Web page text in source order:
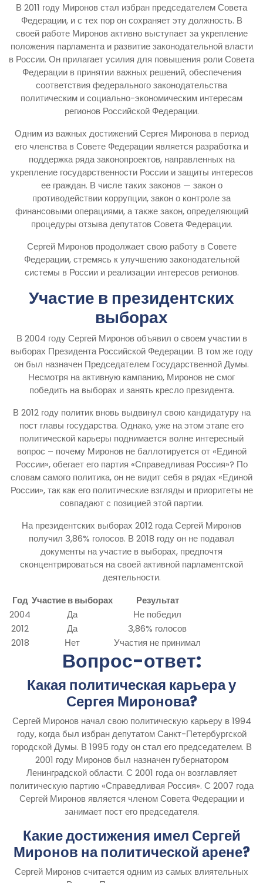
В 2011 году Миронов стал избран председателем Совета
Федерации, и с тех пор он сохраняет эту должность. В
своей работе Миронов активно выступает за укрепление
положения парламента и развитие законодательной власти
в России. Он прилагает усилия для повышения роли Совета
Федерации в принятии важных решений, обеспечения
соответствия федерального законодательства
политическим и социально-экономическим интересам
регионов Российской Федерации.
Одним из важных достижений Сергея Миронова в период
его членства в Совете Федерации является разработка и
поддержка ряда законопроектов, направленных на
укрепление государственности России и защиты интересов
ее граждан. В числе таких законов — закон о
противодействии коррупции, закон о контроле за
финансовыми операциями, а также закон, определяющий
процедуры отзыва депутатов Совета Федерации.
Сергей Миронов продолжает свою работу в Совете
Федерации, стремясь к улучшению законодательной
системы в России и реализации интересов регионов.
Участие в президентских
выборах
В 2004 году Сергей Миронов объявил о своем участии в
выборах Президента Российской Федерации. В том же году
он был назначен Председателем Государственной Думы.
Несмотря на активную кампанию, Миронов не смог
победить на выборах и занять кресло президента.
В 2012 году политик вновь выдвинул свою кандидатуру на
пост главы государства. Однако, уже на этом этапе его
политической карьеры поднимается волне интересный
вопрос – почему Миронов не баллотируется от «Единой
России», обегает его партия «Справедливая Россия»? По
словам самого политика, он не видит себя в рядах «Единой
России», так как его политические взгляды и приоритеты не
совпадают с позицией этой партии.
На президентских выборах 2012 года Сергей Миронов
получил 3,86% голосов. В 2018 году он не подавал
документы на участие в выборах, предпочтя
сконцентрироваться на своей активной парламентской
деятельности.
Год Участие в выборах
Результат
2004
Да
Не победил
2012
Да
3,86% голосов
2018
Нет Участия не принимал
Вопрос-ответ:
Какая политическая карьера у
Сергея Миронова?
Сергей Миронов начал свою политическую карьеру в 1994
году, когда был избран депутатом Санкт-Петербургской
городской Думы. В 1995 году он стал его председателем. В
2001 году Миронов был назначен губернатором
Ленинградской области. С 2001 года он возглавляет
политическую партию «Справедливая Россия». С 2007 года
Сергей Миронов является членом Совета Федерации и
занимает пост его председателя.
Какие достижения имел Сергей
Миронов на политической арене?
Сергей Миронов считается одним из самых влиятельных